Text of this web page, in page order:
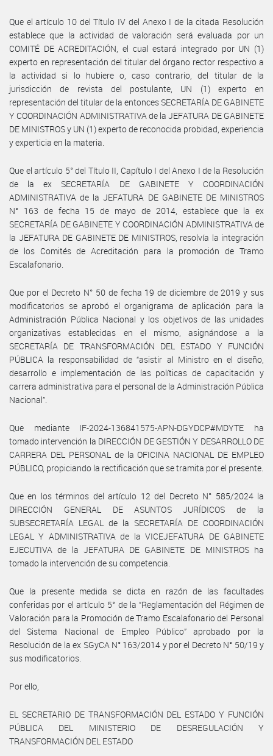
Que el artículo 10 del Título IV del Anexo I de la citada Resolución
establece que la actividad de valoración será evaluada por un
COMITÉ DE ACREDITACIÓN, el cual estará integrado por UN (1)
experto en representación del titular del órgano rector respectivo a
la actividad si lo hubiere o, caso contrario, del titular de la
jurisdicción de revista del postulante, UN (1) experto en
representación del titular de la entonces SECRETARÍA DE GABINETE
Y COORDINACIÓN ADMINISTRATIVA de la JEFATURA DE GABINETE
DE MINISTROS y UN (1) experto de reconocida probidad, experiencia
y experticia en la materia.
Que el artículo 5° del Título II, Capítulo I del Anexo I de la Resolución
de la ex SECRETARÍA DE GABINETE Y COORDINACIÓN
ADMINISTRATIVA de la JEFATURA DE GABINETE DE MINISTROS
N° 163 de fecha 15 de mayo de 2014, establece que la ex
SECRETARÍA DE GABINETE Y COORDINACIÓN ADMINISTRATIVA de
la JEFATURA DE GABINETE DE MINISTROS, resolvía la integración
de los Comités de Acreditación para la promoción de Tramo
Escalafonario.
Que por el Decreto N° 50 de fecha 19 de diciembre de 2019 y sus
modificatorios se aprobó el organigrama de aplicación para la
Administración Pública Nacional y los objetivos de las unidades
organizativas establecidas en el mismo, asignándose a la
SECRETARÍA DE TRANSFORMACIÓN DEL ESTADO Y FUNCIÓN
PÚBLICA la responsabilidad de “asistir al Ministro en el diseño,
desarrollo e implementación de las políticas de capacitación y
carrera administrativa para el personal de la Administración Pública
Nacional”.
Que mediante IF-2024-136841575-APN-DGYDCP#MDYTE ha
tomado intervención la DIRECCIÓN DE GESTIÓN Y DESARROLLO DE
CARRERA DEL PERSONAL de la OFICINA NACIONAL DE EMPLEO
PÚBLICO, propiciando la rectificación que se tramita por el presente.
Que en los términos del artículo 12 del Decreto N° 585/2024 la
DIRECCIÓN GENERAL DE ASUNTOS JURÍDICOS de la
SUBSECRETARÍA LEGAL de la SECRETARÍA DE COORDINACIÓN
LEGAL Y ADMINISTRATIVA de la VICEJEFATURA DE GABINETE
EJECUTIVA de la JEFATURA DE GABINETE DE MINISTROS ha
tomado la intervención de su competencia.
Que la presente medida se dicta en razón de las facultades
conferidas por el artículo 5° de la “Reglamentación del Régimen de
Valoración para la Promoción de Tramo Escalafonario del Personal
del Sistema Nacional de Empleo Público” aprobado por la
Resolución de la ex SGyCA N° 163/2014 y por el Decreto N° 50/19 y
sus modificatorios.
Por ello,
EL SECRETARIO DE TRANSFORMACIÓN DEL ESTADO Y FUNCIÓN
PÚBLICA DEL MINISTERIO DE DESREGULACIÓN Y
TRANSFORMACIÓN DEL ESTADO